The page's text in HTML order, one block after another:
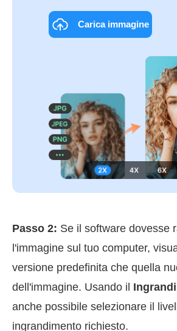
Carica immagine
Passo 2: Se il software dovesse
l'immagine sul tuo computer,
versione predefinita che quella
dell'immagine. Usando il
anche possibile selezionare il
ingrandimento richiesto.